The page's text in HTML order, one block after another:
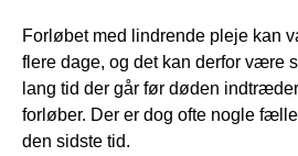
Forløbet med lindrende pleje kan
flere dage, og det kan derfor være
lang tid der går før døden
forløber. Der er dog ofte nogle
den sidste tid.